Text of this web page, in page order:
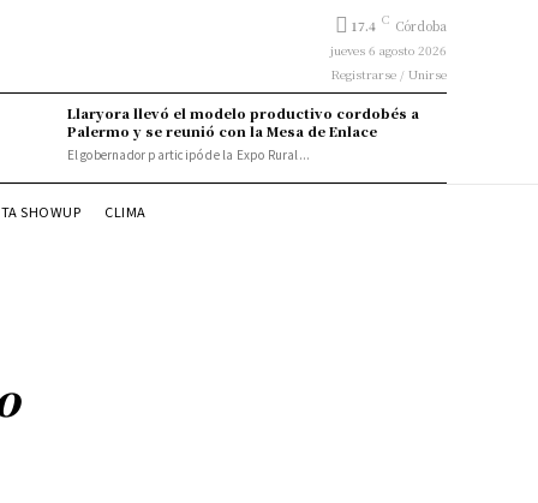
17.4 C Córdoba
jueves 6 agosto 2026
Registrarse / Unirse
Llaryora llevó el modelo productivo cordobés a
Palermo y se reunió con la Mesa de Enlace
El gobernador participó de la Expo Rural...
SHOWUP CLIMA